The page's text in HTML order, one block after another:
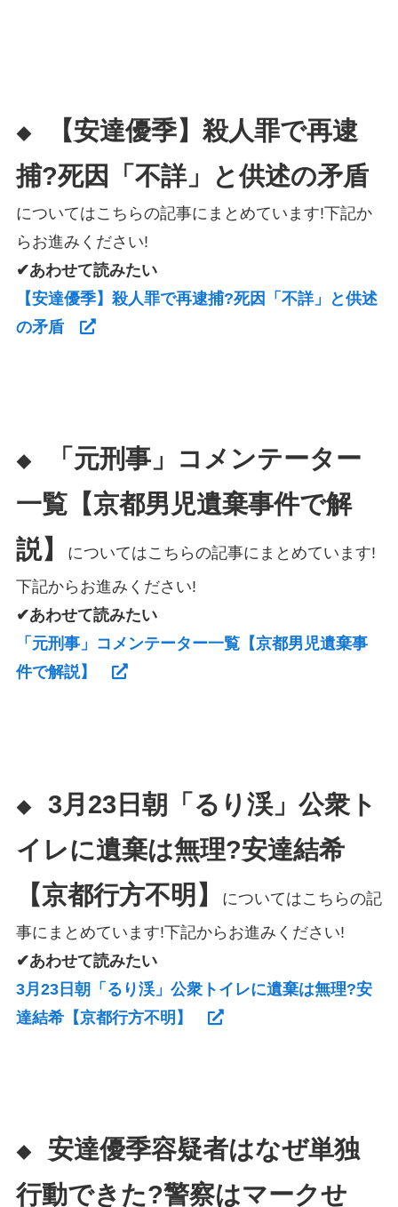
◆
【安達優季】殺人罪で再逮
捕?死因「不詳」と供述の矛盾
についてはこちらの記事にまとめています!下記か
らお進みください!
✔あわせて読みたい
【安達優季】殺人罪で再逮捕?死因「不詳」と供述
の矛盾
◆
「元刑事」コメンテーター
一覧【京都男児遺棄事件で解
説】
についてはこちらの記事にまとめています!
下記からお進みください!
✔あわせて読みたい
「元刑事」コメンテーター一覧【京都男児遺棄事
件で解説】
◆ 3月23日朝「るり渓」公衆ト
イレに遺棄は無理?安達結希
【京都行方不明】
についてはこちらの記
事にまとめています!下記からお進みください!
✔あわせて読みたい
3月23日朝「るり渓」公衆トイレに遺棄は無理?安
達結希【京都行方不明】
◆ 安達優季容疑者はなぜ単独
行動できた?警察はマークせ